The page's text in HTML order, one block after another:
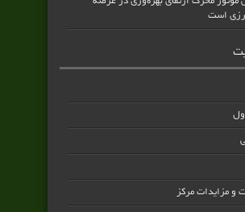
است
و مزایدات مرکز